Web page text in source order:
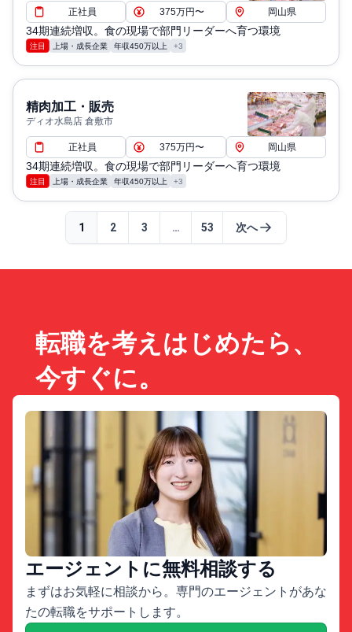
正社員 375万円〜 岡山県
34期連続増収。食の現場で部門リーダーへ育つ環境
注目 上場・成長企業 年収450万以上 +3
精肉加工・販売
ディオ水島店 倉敷市
正社員 375万円〜 岡山県
34期連続増収。食の現場で部門リーダーへ育つ環境
注目 上場・成長企業 年収450万以上 +3
1 2 3 … 53 次へ
転職を考えはじめたら、
今すぐに。
エージェントに無料相談する
まずはお気軽に相談から。専門のエージェントがあな
たの転職をサポートします。